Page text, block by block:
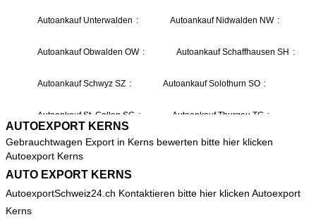
AUTOEXPORT KERNS
Gebrauchtwagen Export in Kerns bewerten bitte hier klicken
Autoexport Kerns
AUTO EXPORT KERNS
AutoexportSchweiz24.ch Kontaktieren bitte hier klicken Autoexport
Kerns